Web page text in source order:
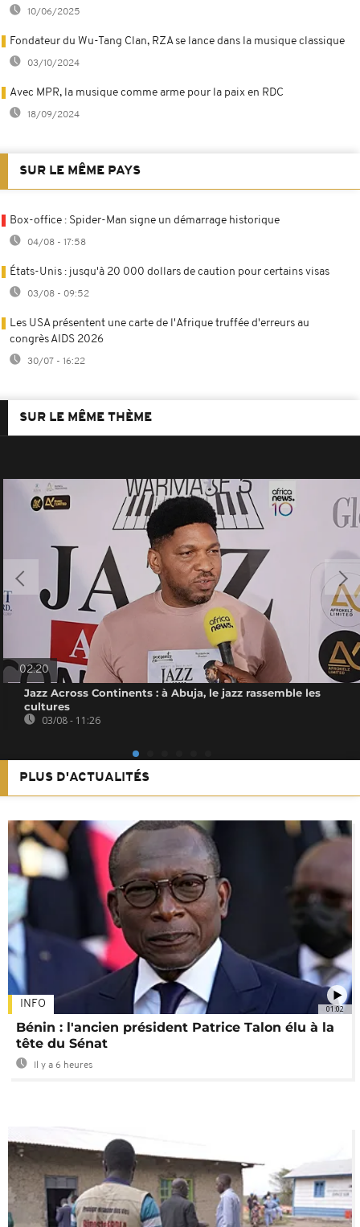
10/06/2025
Fondateur du Wu-Tang Clan, RZA se lance dans la musique classique
03/10/2024
Avec MPR, la musique comme arme pour la paix en RDC
18/09/2024
SUR LE MÊME PAYS
Box-office : Spider-Man signe un démarrage historique
04/08 - 17:58
États-Unis : jusqu'à 20 000 dollars de caution pour certains visas
03/08 - 09:52
Les USA présentent une carte de l'Afrique truffée d'erreurs au
congrès AIDS 2026
30/07 - 16:22
SUR LE MÊME THÈME
02:20
Jazz Across Continents : à Abuja, le jazz rassemble les
cultures
03/08 - 11:26
PLUS D'ACTUALITÉS
01:02
INFO
Bénin : l'ancien président Patrice Talon élu à la
tête du Sénat
Il y a 6 heures